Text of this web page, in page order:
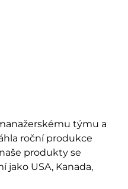
týmu a
roční produkce
produkty se
jako USA, Kanada,